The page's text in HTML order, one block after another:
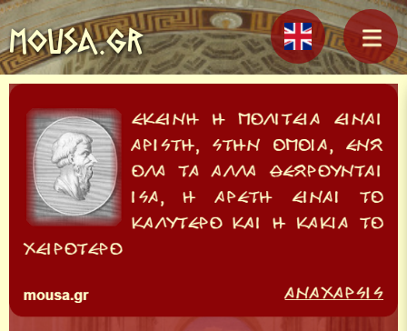
MOUSA.GR